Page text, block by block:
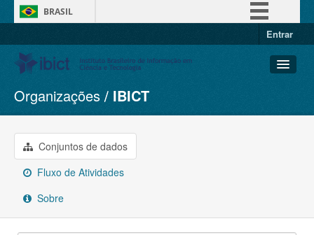
BRASIL
Entrar
Conjuntos de dados
Organizações
Grupos
Sobre
Organizações IBICT
Conjuntos de dados
Fluxo de Atividades
Sobre